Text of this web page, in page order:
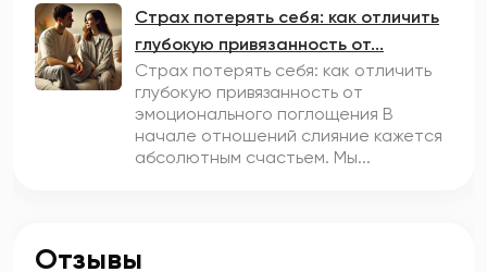
Страх потерять себя: как отличить
глубокую привязанность от...
Страх потерять себя: как отличить
глубокую привязанность от
эмоционального поглощения В
начале отношений слияние кажется
абсолютным счастьем. Мы...
Отзывы